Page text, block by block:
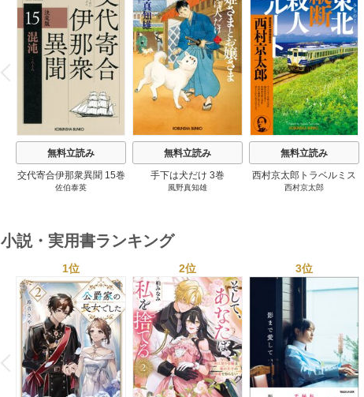
P
r
e
i
o
u
s
無料立読み
交代寄合伊那衆異聞 15巻
佐伯泰英
無料立読み
手下は犬だけ 3巻
風野真知雄
無料立読み
西村京太郎トラベルミス
テリー・セレクション 2
西村京太郎
小説・実用書ランキング
P
r
e
v
i
o
u
s
1位 2位 3位